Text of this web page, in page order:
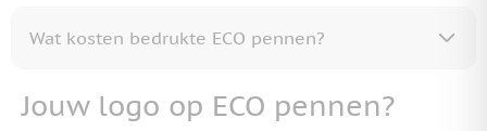
Jouw logo op ECO pennen?
Wat kosten bedrukte ECO pennen?